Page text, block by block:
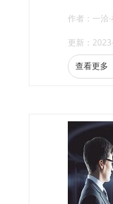
客服成本。
作者：一洽
更新：
查看更多